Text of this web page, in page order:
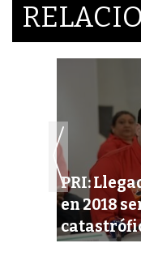
PRI:
en 2018